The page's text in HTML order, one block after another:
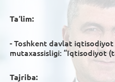
Taʼlim:
- Toshkent davlat
mutaxassisligi: “Iqtisodiyot
Tajriba: